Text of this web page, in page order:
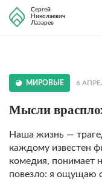
Сергей
Николаевич
Лазарев
МИРОВЫЕ 6
Мысли
Наша жизнь —
каждому известен
комедия, понимает
повезло: я ощущаю